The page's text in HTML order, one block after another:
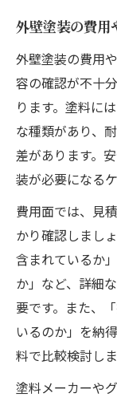
外壁塗装の費用
外壁塗装の費用
容の確認が不十
ります。塗料に
な種類があり、
差があります。
装が必要になる
費用面では、見
かり確認しまし
含まれているか
か」など、詳細
要です。また、
いるのか」を納
料で比較検討しま
塗料メーカーや